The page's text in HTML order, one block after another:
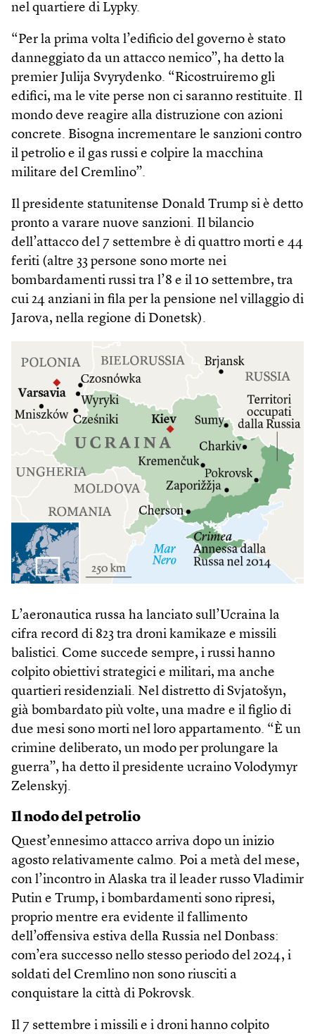
nel quartiere di Lypky.
“Per la prima volta l’edificio del governo è stato
danneggiato da un attacco nemico”, ha detto la
premier Julija Svyry­den­ko. “Ricostruiremo gli
edifici, ma le vite perse non ci saranno restituite. Il
mondo deve reagire alla distruzione con azioni
concrete. Bisogna incrementare le sanzioni contro
il petrolio e il gas russi e colpire la macchina
militare del Cremlino”.
Il presidente statunitense Donald Trump si è detto
pronto a varare nuove sanzioni. Il bilancio
dell’attacco del 7 settembre è di quattro morti e 44
feriti (altre 33 persone sono morte nei
bombardamenti russi tra l’8 e il 10 settembre, tra
cui 24 anziani in fila per la pensione nel villaggio di
Jarova, nella regione di Donetsk).
L’aeronautica russa ha lanciato sull’Ucraina la
cifra record di 823 tra droni kamikaze e missili
balistici. Come succede sempre, i russi hanno
colpito obiettivi strategici e militari, ma anche
quartieri residenziali. Nel distretto di Svjatošyn,
già bombardato più volte, una madre e il figlio di
due mesi sono morti nel loro appartamento. “È un
crimine deliberato, un modo per prolungare la
guerra”, ha detto il presidente ucraino Volodymyr
Zelenskyj.
Il nodo del petrolio
Quest’ennesimo attacco arriva dopo un inizio
agosto relativamente calmo. Poi a metà del mese,
con l’incontro in Alaska tra il leader russo Vladimir
Putin e Trump, i bombardamenti sono ripresi,
proprio mentre era evidente il fallimento
dell’offensiva estiva della Russia nel Donbass:
com’era successo nello stesso periodo del 2024, i
soldati del Cremlino non sono riusciti a
conquistare la città di Pokrovsk.
Il 7 settembre i missili e i droni hanno colpito